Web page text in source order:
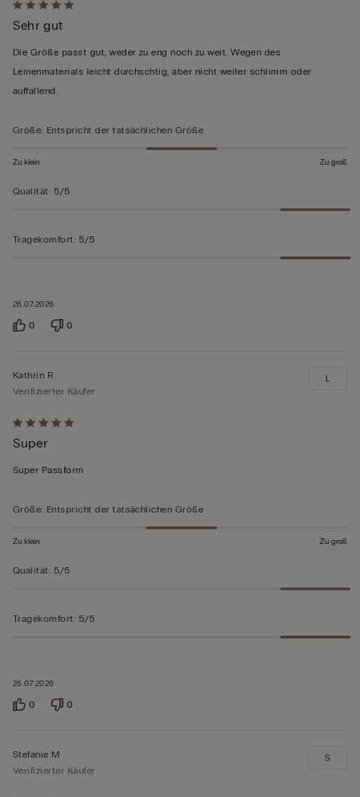
Mit
5
von
5
bewertet
26.07.2026
Sehr gut
Die Größe passt gut, weder zu eng noch zu weit. Wegen des
Leinenmaterials leicht durchschtig, aber nicht weiter schlimm oder
auffallend.
Größe: Entspricht der tatsächlichen Größe
Zu klein Zu groß
Qualität: 5/5
Tragekomfort: 5/5
0 0
Mit
5
von
bewertet
25.07.2026
Kathrin R
Verifizierter Käufer
Super
Super Passform
L
Größe: Entspricht der tatsächlichen Größe
Zu klein Zu groß
Qualität: 5/5
Tragekomfort: 5/5
0 0
Stefanie M
Verifizierter Käufer
S